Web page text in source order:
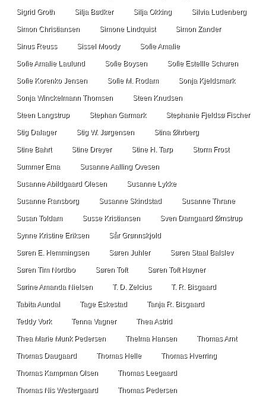
Sigrid Groth Silja Bødker Silja Okking Silvia Ludenberg
Simon Christiansen Simone Lindquist Simon Zander
Sinus Reuss Sissel Moody Sofie Amalie
Sofie Amalie Laulund Sofie Boysen Sofie Estellle Schuren
Sofie Korenko Jensen Sofie M. Rodam Sonja Kjeldsmark
Sonja Winckelmann Thomsen Steen Knudsen
Steen Langstrup Stephan Garmark Stephanie Fjeldsø Fischer
Stig Dalager Stig W. Jørgensen Stina Øhrberg
Stine Bahrt Stine Dreyer Stine H. Tarp Storm Frost
Summer Ema Susanne Aalling Ovesen
Susanne Abildgaard Olesen Susanne Lykke
Susanne Ransborg Susanne Skindstad Susanne Thrane
Susan Toldam Susse Kristiansen Sven Damgaard Ørnstrup
Synne Kristine Eriksen Sår Grønnskjold
Søren E. Hemmingsen Søren Juhler Søren Staal Balslev
Søren Tim Nordbo Søren Toft Søren Toft Høyner
Sørine Amanda Nielsen T. D. Zelcius T. R. Bisgaard
Tabita Aundal Tage Eskestad Tanja R. Bisgaard
Teddy Vork Tenna Vagner Thea Astrid
Thea Marie Munk Pedersen Thelma Hansen Thomas Arnt
Thomas Daugaard Thomas Helle Thomas Hverring
Thomas Kampman Olsen Thomas Leegaard
Thomas Nis Westergaard Thomas Pedersen